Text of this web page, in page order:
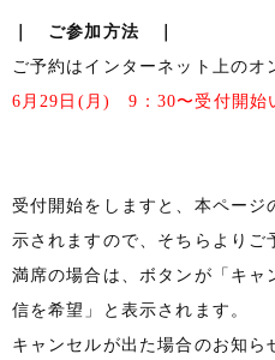
｜ ご参加方法 ｜
ご予約はインターネット上のオ
6月29日(月) 9：30〜受付開始
受付開始をしますと、本ページ
示されますので、そちらよりご
満席の場合は、ボタンが「キ
信を希望」と表示されます。
キャンセルが出た場合のお知ら